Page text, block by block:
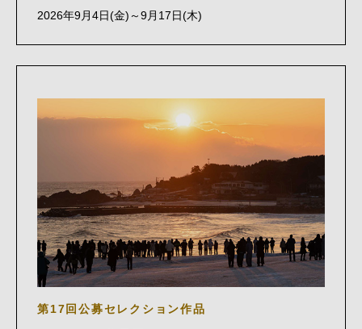
2026年9月4日(金)～9月17日(木)
第17回公募セレクション作品